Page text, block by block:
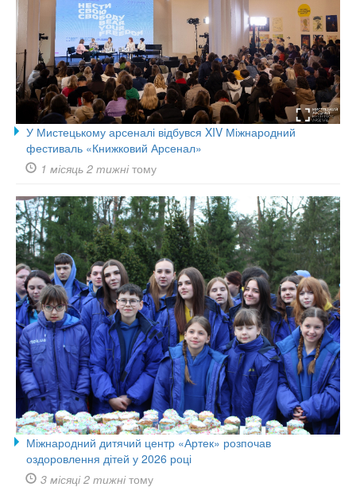
У Мистецькому арсеналі відбувся XIV Міжнародний
фестиваль «Книжковий Арсенал»
1 місяць 2 тижнітому
Міжнародний дитячий центр «Артек» розпочав
оздоровлення дітей у 2026 році
3 місяці 2 тижнітому